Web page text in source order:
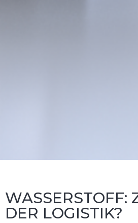
WASSERSTOFF:
DER LOGISTIK?